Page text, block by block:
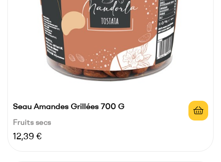
Seau Amandes Grillées 700 G
Fruits secs
Prix
12,39 €